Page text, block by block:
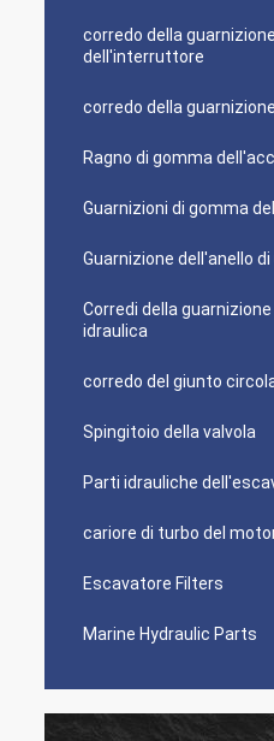
corredo della guarnizione
dell'interruttore
corredo della
Ragno di gomma
Guarnizioni di gomma
Guarnizione dell'anello
Corredi della
idraulica
corredo del giunto
Spingitoio della valvola
Parti idrauliche
cariore di turbo del
Escavatore Filters
Marine Hydraulic Parts